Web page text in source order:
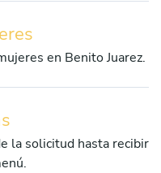
en Benito Juarez.
la solicitud hasta recibir